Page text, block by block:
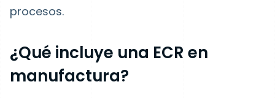
procesos.
¿Qué incluye una ECR en
manufactura?